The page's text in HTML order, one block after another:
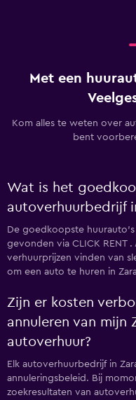
Met een
Kom alles te weten over
bent
Wat is het
autoverhuurbedrijf
De goedkoopste
gevonden via CLICK RENT .
verhuurprijzen vinden van
om een auto te huren in
Zijn er kosten
annuleren van mijn
autoverhuur?
Elk autoverhuurbedrijf in
annuleringsbeleid. Bij
zoekresultaten van